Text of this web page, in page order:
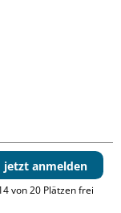
jetzt anmelden
von 20 Plätzen frei